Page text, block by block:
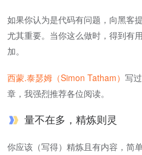
如果你认为是代码有问题，向黑客
尤其重要。当你这么做时，得到有
加。
西蒙.泰瑟姆（Simon Tatham） 写
章，我强烈推荐各位阅读。
量不在多，精炼则灵
你应该（写得）精炼且有内容，简